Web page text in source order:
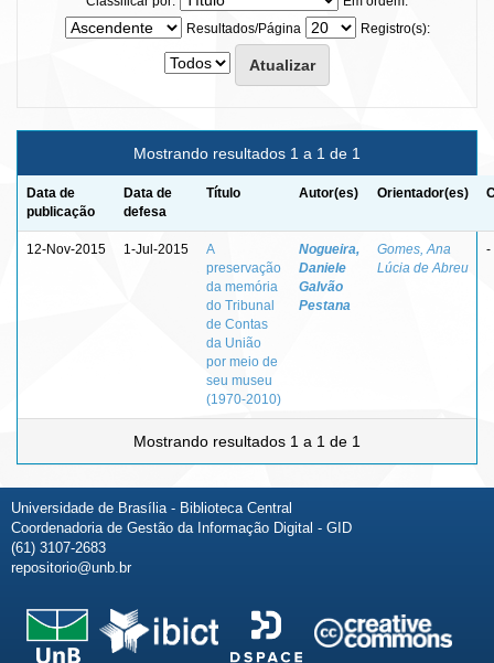
Resultados/Página
Registro(s):
Mostrando resultados 1 a 1 de 1
Data de
publicação
Data de
defesa
Título Autor(es) Orientador(es)
12-Nov-2015 1-Jul-2015
A
preservação
da memória
do Tribunal
de Contas
da União
por meio de
seu museu
(1970-2010)
Nogueira,
Daniele
Galvão
Pestana
Gomes, Ana
Lúcia de Abreu
-
Mostrando resultados 1 a 1 de 1
Universidade de Brasília - Biblioteca Central
Coordenadoria de Gestão da Informação Digital - GID
(61) 3107-2683
repositorio@unb.br